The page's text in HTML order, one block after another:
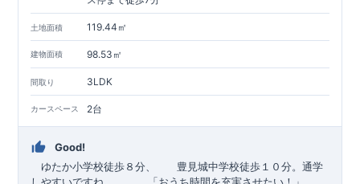
土地面積 119.44㎡
建物面積 98.53㎡
間取り 3LDK
カースペース 2台
Good!
ゆたか小学校徒歩８分、 豊見城中学校徒歩１０分。通学
しやすいですね。
「おうち時間を充実させたい！」